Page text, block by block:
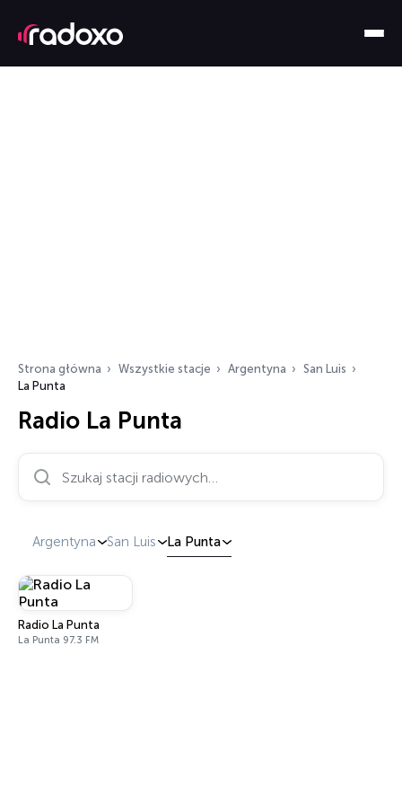
Strona główna Wszystkie stacje Argentyna
San Luis
La Punta
Radio La Punta
Argentyna San Luis La Punta
Radio La Punta
La Punta 97.3 FM